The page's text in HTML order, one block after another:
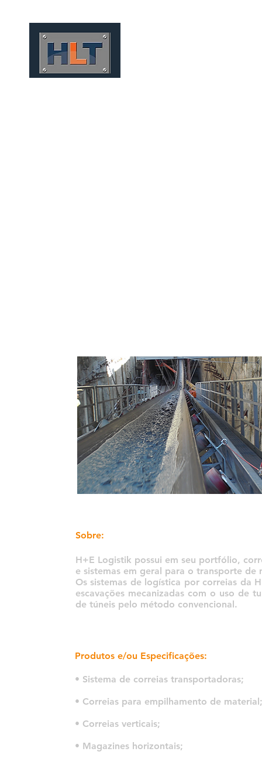
HOME QUEM SOMOS
Sobre:
H+E Logistik possui em seu portfólio,
e sistemas em geral para o transporte
Os sistemas de logística por correias da
escavações mecanizadas com o uso de
de túneis pelo método convencional.
Produtos e/ou Especificações:
• Sistema de correias transportadoras;
• Correias para empilhamento de material;
• Correias verticais;
• Magazines horizontais;